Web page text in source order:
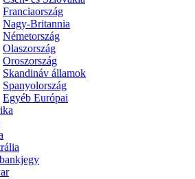
Franciaország
Nagy-Britannia
Németország
Olaszország
Oroszország
Skandináv államok
Spanyolország
Egyéb Európai